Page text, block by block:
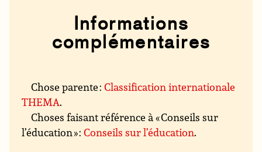
Informations
complémentaires
Chose parente :Classification internationale
THEMA.
Choses faisant référence à « Conseils sur
l’éducation » :Conseils sur l’éducation.